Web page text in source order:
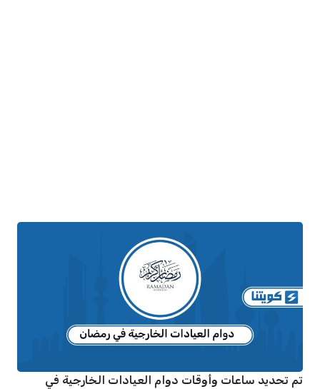
تم تحديد ساعات وأوقات دوام العيادات الخارجية في